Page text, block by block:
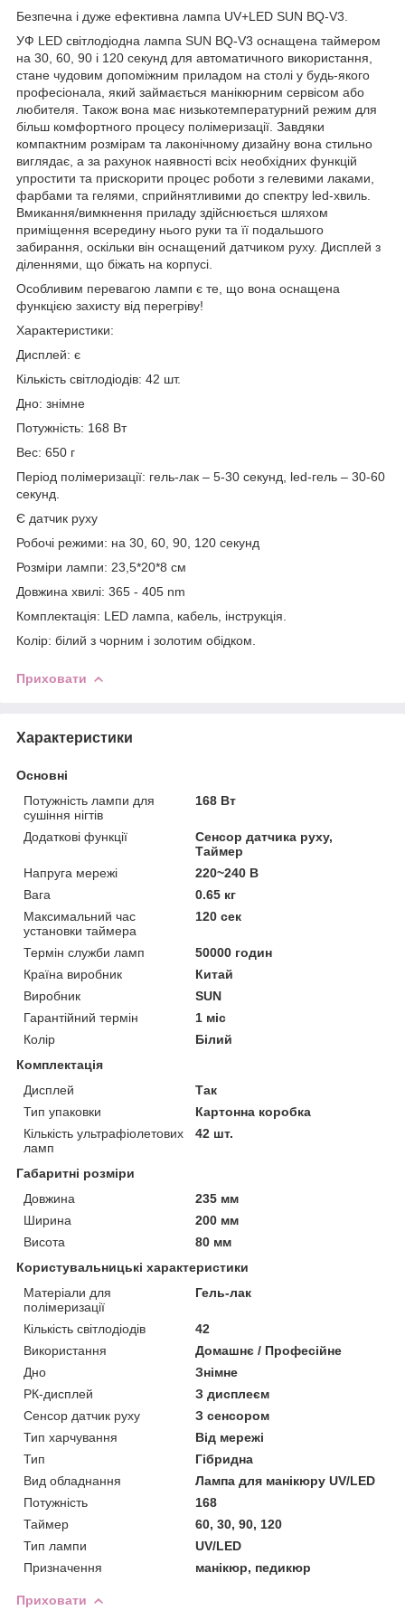
Безпечна і дуже ефективна лампа UV+LED SUN BQ-V3.
УФ LED світлодіодна лампа SUN BQ-V3 оснащена таймером
на 30, 60, 90 і 120 секунд для автоматичного використання,
стане чудовим допоміжним приладом на столі у будь-якого
професіонала, який займається манікюрним сервісом або
любителя. Також вона має низькотемпературний режим для
більш комфортного процесу полімеризації. Завдяки
компактним розмірам та лаконічному дизайну вона стильно
виглядає, а за рахунок наявності всіх необхідних функцій
упростити та прискорити процес роботи з гелевими лаками,
фарбами та гелями, сприйнятливими до спектру led-хвиль.
Вмикання/вимкнення приладу здійснюється шляхом
приміщення всередину нього руки та її подальшого
забирання, оскільки він оснащений датчиком руху. Дисплей з
діленнями, що біжать на корпусі.
Особливим перевагою лампи є те, що вона оснащена
функцією захисту від перегріву!
Характеристики:
Дисплей: є
Кількість світлодіодів: 42 шт.
Дно: знімне
Потужність: 168 Вт
Вес: 650 г
Період полімеризації: гель-лак – 5-30 секунд, led-гель – 30-60
секунд.
Є датчик руху
Робочі режими: на 30, 60, 90, 120 секунд
Розміри лампи: 23,5*20*8 см
Довжина хвилі: 365 - 405 nm
Комплектація: LED лампа, кабель, інструкція.
Колір: білий з чорним і золотим обідком.
Приховати
Характеристики
Основні
Потужність лампи для
сушіння нігтів
168 Вт
Додаткові функції
Сенсор датчика руху,
Таймер
Напруга мережі
220~240 В
Вага
0.65 кг
Максимальний час
установки таймера
120 сек
Термін служби ламп
50000 годин
Країна виробник
Китай
Виробник
SUN
Гарантійний термін
1 міс
Колір
Білий
Комплектація
Дисплей
Так
Тип упаковки
Картонна коробка
Кількість ультрафіолетових
ламп
42 шт.
Габаритні розміри
Довжина
235 мм
Ширина
200 мм
Висота
80 мм
Користувальницькі характеристики
Матеріали для
полімеризації
Гель-лак
Кількість світлодіодів
42
Використання
Домашнє / Професійне
Дно
Знімне
РК-дисплей
З дисплеєм
Сенсор датчик руху
З сенсором
Тип харчування
Від мережі
Тип
Гібридна
Вид обладнання
Лампа для манікюру UV/LED
Потужність
168
Таймер
60, 30, 90, 120
Тип лампи
UV/LED
Призначення
манікюр, педикюр
Приховати